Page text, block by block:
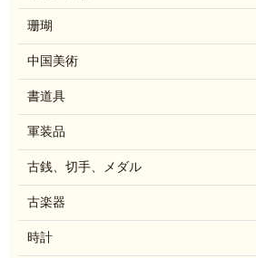
珊瑚
中国美術
書道具
軍装品
古銭、切手、メダル
古楽器
時計